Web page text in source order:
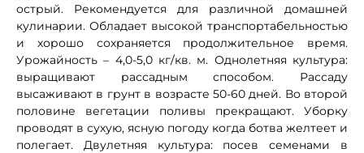
острый. Рекомендуется для различной домашней
кулинарии. Обладает высокой транспортабельностью
и хорошо сохраняется продолжительное время.
Урожайность – 4,0-5,0 кг/кв. м. Однолетняя культура:
выращивают рассадным способом. Рассаду
высаживают в грунт в возрасте 50-60 дней. Во второй
половине вегетации поливы прекращают. Уборку
проводят в сухую, ясную погоду когда ботва желтеет и
полегает. Двулетняя культура: посев семенами в